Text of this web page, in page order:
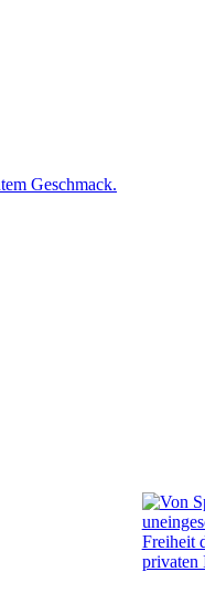
Geschmack.